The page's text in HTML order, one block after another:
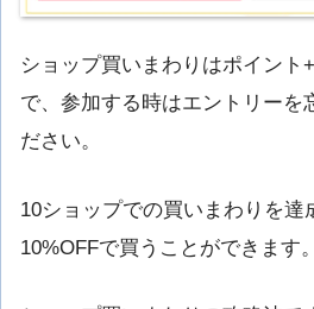
ショップ買いまわりはポイント
で、参加する時はエントリーを
ださい。
10ショップでの買いまわりを達
10%OFFで買うことができます。